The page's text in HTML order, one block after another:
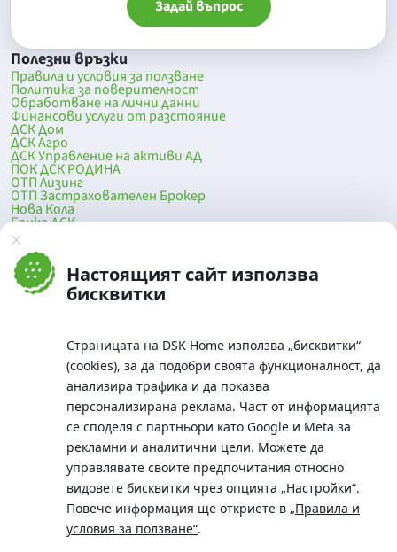
Настоящият сайт използва
бисквитки
Страницата на DSK Home използва „бисквитки“
(cookies), за да подобри своята функционалност, да
анализира трафика и да показва
персонализирана реклама. Част от информацията
се споделя с партньори като Google и Meta за
рекламни и аналитични цели. Можете да
управлявате своите предпочитания относно
видовете бисквитки чрез опцията „Настройки“.
Повече информация ще откриете в „Правила и
условия за ползване“.
Задай въпрос
Полезни връзки
Правила и условия за ползване
Политика за поверителност
Обработване на лични данни
Финансови услуги от разстояние
ДСК Дом
ДСК Агро
ДСК Управление на активи АД
ПОК ДСК РОДИНА
ОТП Лизинг
ОТП Застрахователен Брокер
Нова Кола
Банка ДСК
DSK Mobile
Оферти за продажба от Банка ДСК
Клонова мрежа и банкомати
До началото на страницата
Телефон:
0700 10 375 / *2375
Московска No.19 / ул. Г. Бенковски No. 5, София 1036
SWIFT/BIC: